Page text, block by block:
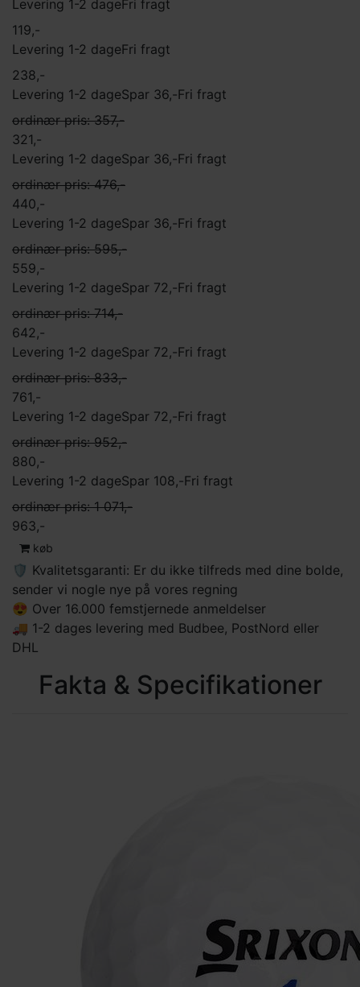
Levering 1-2 dageFri fragt
119,-
Levering 1-2 dageFri fragt
238,-
Levering 1-2 dageSpar 36,-Fri fragt
ordinær pris: 357,-
321,-
Levering 1-2 dageSpar 36,-Fri fragt
ordinær pris: 476,-
440,-
Levering 1-2 dageSpar 36,-Fri fragt
ordinær pris: 595,-
559,-
Levering 1-2 dageSpar 72,-Fri fragt
ordinær pris: 714,-
642,-
Levering 1-2 dageSpar 72,-Fri fragt
ordinær pris: 833,-
761,-
Levering 1-2 dageSpar 72,-Fri fragt
ordinær pris: 952,-
880,-
Levering 1-2 dageSpar 108,-Fri fragt
ordinær pris: 1 071,-
963,-
køb
🛡 Kvalitetsgaranti: Er du ikke tilfreds med dine bolde,
sender vi nogle nye på vores regning
😍 Over 16.000 femstjernede anmeldelser
🚚 1-2 dages levering med Budbee, PostNord eller
DHL
Fakta & Specifikationer